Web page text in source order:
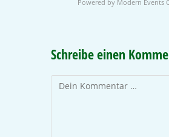
Powered by Modern Events
Schreibe einen